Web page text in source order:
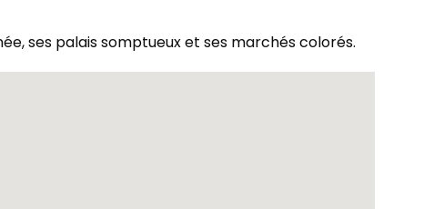
ses palais somptueux et ses marchés colorés.